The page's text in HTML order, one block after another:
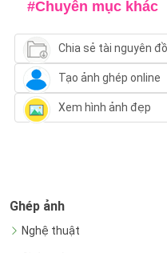
#Chuyên mục khác
Chia sẻ tài nguyên
Tạo ảnh ghép online
Xem hình ảnh đẹp
Ghép ảnh
Nghệ thuật